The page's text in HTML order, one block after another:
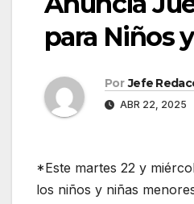
para Niños
Por Jefe
ABR 22, 2025
*Este martes 22 y
los niños y niñas